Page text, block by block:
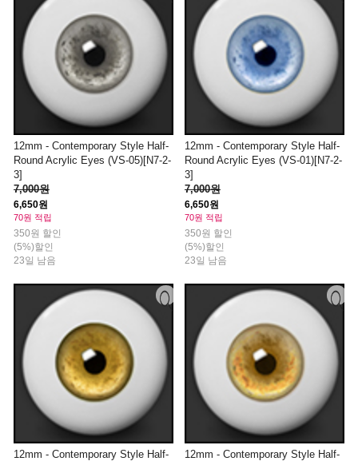
12mm - Contemporary Style Half-
Round Acrylic Eyes (VS-05)[N7-2-
3]
7,000원
6,650원
70원 적립
350원 할인
(5%)할인
23일 남음
12mm - Contemporary Style Half-
Round Acrylic Eyes (VS-01)[N7-2-
3]
7,000원
6,650원
70원 적립
350원 할인
(5%)할인
23일 남음
12mm - Contemporary Style Half-
12mm - Contemporary Style Half-